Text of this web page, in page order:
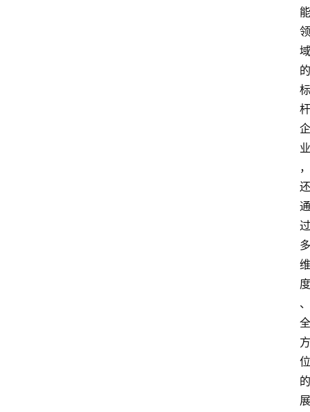
能
领
域
的
标
杆
企
业
，
还
通
过
多
维
度
、
全
方
位
的
展